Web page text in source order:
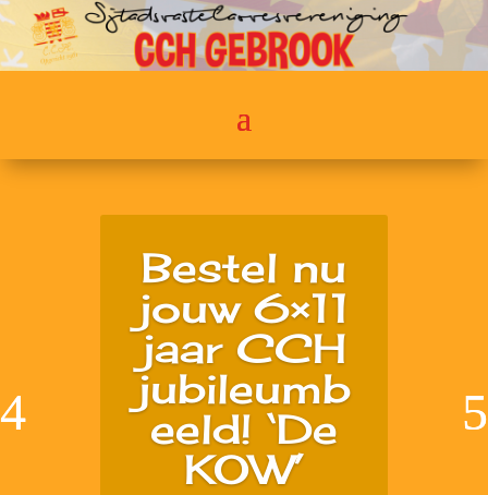
Bestel nu
jouw 6×11
jaar CCH
jubileumb
eeld! ‘De
KOW’